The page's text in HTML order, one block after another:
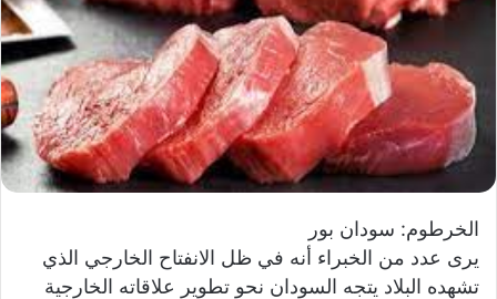
ك
ت
ر
و
ي
ا
الخرطوم: سودان بور
يرى عدد من الخبراء أنه في ظل الانفتاح الخارجي الذي
تشهده البلاد يتجه السودان نحو تطوير علاقاته الخارجية